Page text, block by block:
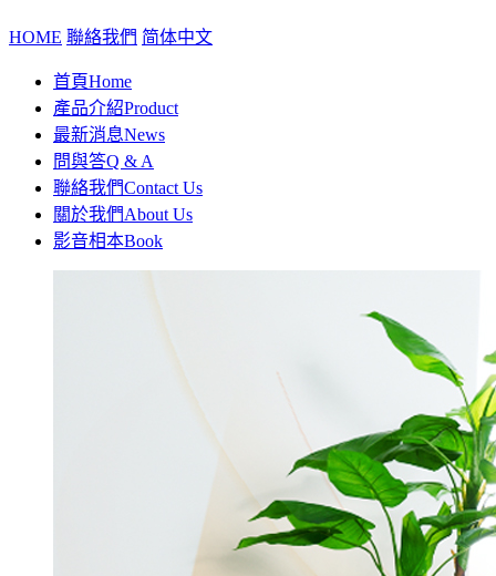
HOME 聯絡我們 简体中文
首頁Home
產品介紹Product
最新消息News
問與答Q & A
聯絡我們Contact Us
關於我們About Us
影音相本Book